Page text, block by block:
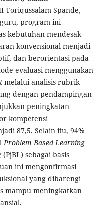
Toriqussalam Spande,
program ini
kebutuhan mendesak
konvensional menjadi
dan berorientasi pada
evaluasi menggunakan
melalui analisis rubrik
dengan pendampingan
peningkatan
kompetensi
87,5. Selain itu, 94%
Problem Based Learning
(PjBL) sebagai basis
ini mengonfirmasi
yang dibarengi
mampu meningkatkan